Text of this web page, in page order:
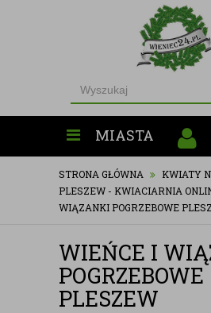
MIASTA
STRONA GŁÓWNA
KWIATY
PLESZEW - KWIACIARNIA
WIĄZANKI POGRZEBOWE
WIEŃCE I
POGRZEBOWE
PLESZEW